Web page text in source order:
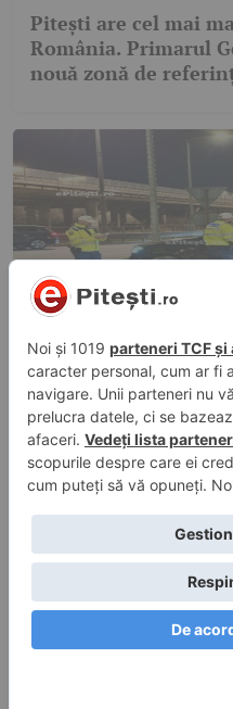
Pitești are cel mai
România. Primarul
nouă zonă de
3 aug. 2026, 21:35în
Tânăr de 21 de ani
permisul suspendat
neînmatriculată